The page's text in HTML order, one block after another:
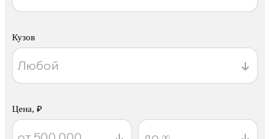
Кузов
Цена, ₽